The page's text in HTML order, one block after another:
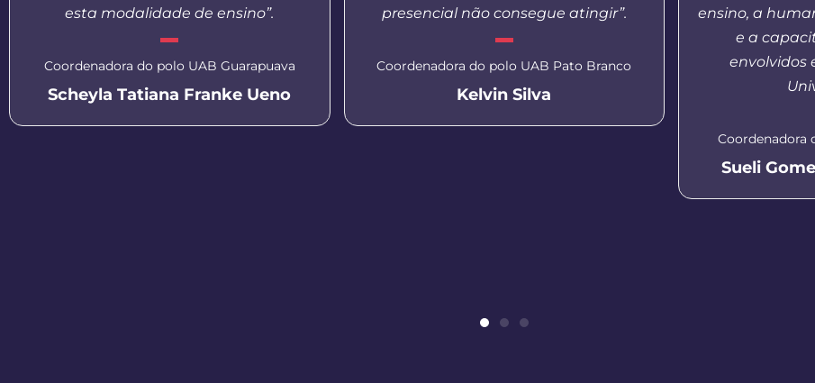
esta modalidade de ensino”.
Coordenadora do polo UAB Guarapuava
Scheyla Tatiana Franke Ueno
presencial não consegue atingir”.
Coordenadora do polo UAB Pato Branco
Kelvin Silva
ensino, a
e a
envolvidos
Coordenadora
Sueli